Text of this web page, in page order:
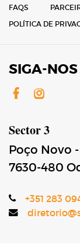
FAQS
POLÍTICA DE
SIGA-NOS
Facebook
Sector 3
Poço Novo
7630-480
+351 283